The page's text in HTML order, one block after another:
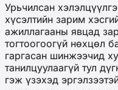
Урьчилсан
хүсэлтийн зарим
ажиллагааны явцад
тогтоогоогүй нөхцөл
гаргасан шинжээчид
танилцуулаагүй тул
гэж үзэхэд